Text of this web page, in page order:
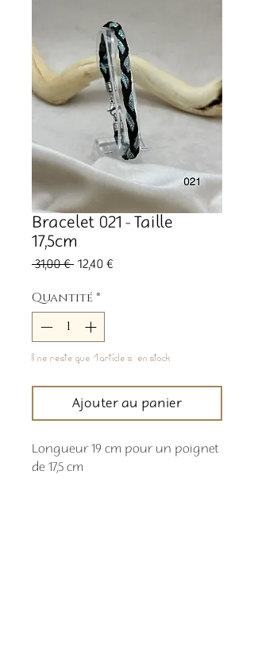
Bracelet 021 - Taille
17,5cm
31,00 € Prix
12,40 €
Quantité*
Il ne reste que 1 article(s) en stock
Ajouter au panier
Longueur 19 cm pour un poignet
de 17,5 cm